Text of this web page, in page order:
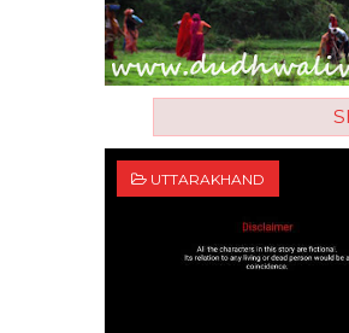
UTTARAKHAND